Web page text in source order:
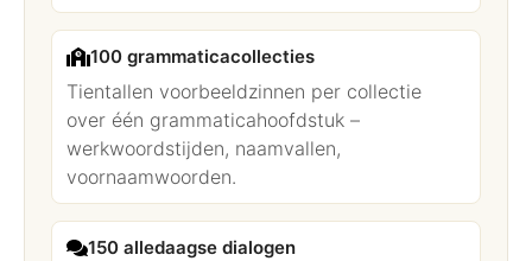
100 grammaticacollecties
Tientallen voorbeeldzinnen per collectie
over één grammaticahoofdstuk –
werkwoordstijden, naamvallen,
voornaamwoorden.
150 alledaagse dialogen